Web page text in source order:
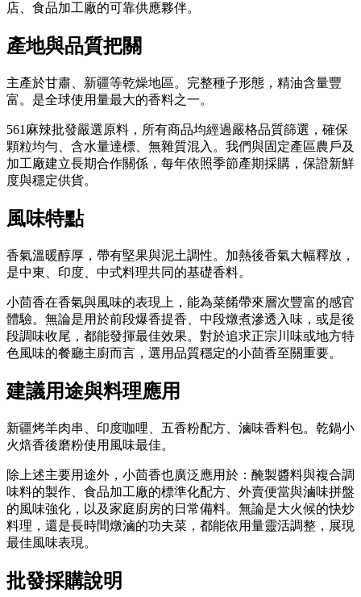
店、食品加工廠的可靠供應夥伴。
產地與品質把關
主產於甘肅、新疆等乾燥地區。完整種子形態，精油含量豐
富。是全球使用量最大的香料之一。
561麻辣批發嚴選原料，所有商品均經過嚴格品質篩選，確保
顆粒均勻、含水量達標、無雜質混入。我們與固定產區農戶及
加工廠建立長期合作關係，每年依照季節產期採購，保證新鮮
度與穩定供貨。
風味特點
香氣溫暖醇厚，帶有堅果與泥土調性。加熱後香氣大幅釋放，
是中東、印度、中式料理共同的基礎香料。
小茴香在香氣與風味的表現上，能為菜餚帶來層次豐富的感官
體驗。無論是用於前段爆香提香、中段燉煮滲透入味，或是後
段調味收尾，都能發揮最佳效果。對於追求正宗川味或地方特
色風味的餐廳主廚而言，選用品質穩定的小茴香至關重要。
建議用途與料理應用
新疆烤羊肉串、印度咖哩、五香粉配方、滷味香料包。乾鍋小
火焙香後磨粉使用風味最佳。
除上述主要用途外，小茴香也廣泛應用於：醃製醬料與複合調
味料的製作、食品加工廠的標準化配方、外賣便當與滷味拼盤
的風味強化，以及家庭廚房的日常備料。無論是大火候的快炒
料理，還是長時間燉滷的功夫菜，都能依用量靈活調整，展現
最佳風味表現。
批發採購說明